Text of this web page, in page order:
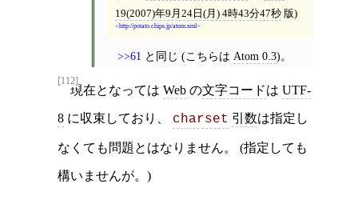
19(2007)年9月24日(月) 4時43分47秒 版)
http://potato.chips.jp/atom.xml
>>61 と同じ (こちらは Atom 0.3)。
[112]
現在となっては Web の文字コードは UTF-
8 に収束しており、 charset 引数は指定し
なくても問題とはなりません。 (指定しても
構いませんが。)